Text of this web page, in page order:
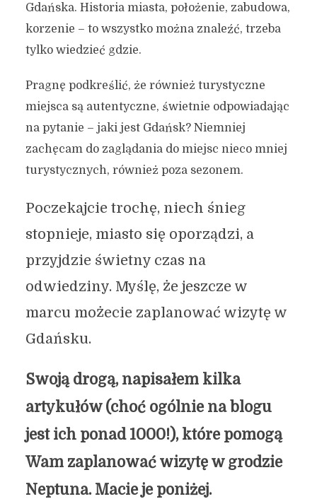
Gdańska. Historia miasta, położenie, zabudowa,
korzenie – to wszystko można znaleźć, trzeba
tylko wiedzieć gdzie.
Pragnę podkreślić, że również turystyczne
miejsca są autentyczne, świetnie odpowiadając
na pytanie – jaki jest Gdańsk? Niemniej
zachęcam do zaglądania do miejsc nieco mniej
turystycznych, również poza sezonem.
Poczekajcie trochę, niech śnieg
stopnieje, miasto się oporządzi, a
przyjdzie świetny czas na
odwiedziny. Myślę, że jeszcze w
marcu możecie zaplanować wizytę w
Gdańsku.
Swoją drogą, napisałem kilka
artykułów (choć ogólnie na blogu
jest ich ponad 1000!), które pomogą
Wam zaplanować wizytę w grodzie
Neptuna. Macie je poniżej.